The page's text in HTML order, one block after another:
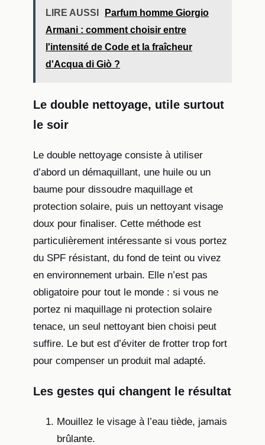
LIRE AUSSI
Parfum homme Giorgio
Armani : comment choisir entre
l'intensité de Code et la fraîcheur
d'Acqua di Giò ?
Le double nettoyage, utile surtout
le soir
Le double nettoyage consiste à utiliser
d’abord un démaquillant, une huile ou un
baume pour dissoudre maquillage et
protection solaire, puis un nettoyant visage
doux pour finaliser. Cette méthode est
particulièrement intéressante si vous portez
du SPF résistant, du fond de teint ou vivez
en environnement urbain. Elle n’est pas
obligatoire pour tout le monde : si vous ne
portez ni maquillage ni protection solaire
tenace, un seul nettoyant bien choisi peut
suffire. Le but est d’éviter de frotter trop fort
pour compenser un produit mal adapté.
Les gestes qui changent le résultat
Mouillez le visage à l’eau tiède, jamais
brûlante.